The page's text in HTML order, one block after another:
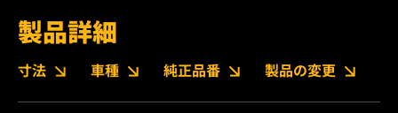
製品詳細
寸法 車種 純正品番 製品の変更